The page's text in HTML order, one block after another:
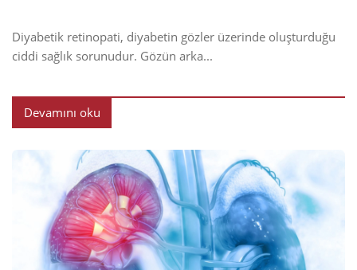
Diyabetik retinopati, diyabetin gözler üzerinde oluşturduğu
ciddi sağlık sorunudur. Gözün arka...
Devamını oku